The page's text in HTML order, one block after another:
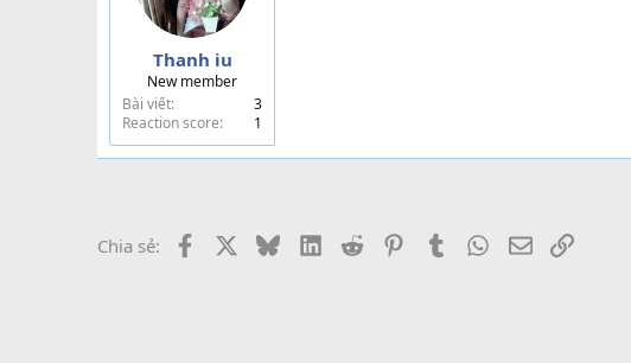
Thanh iu
New member
Bài viết
3
Reaction score
1
Chia sẻ: Facebook BlueskyLinkedIn
Reddit PinterestTumblr WhatsApp
EmailLink